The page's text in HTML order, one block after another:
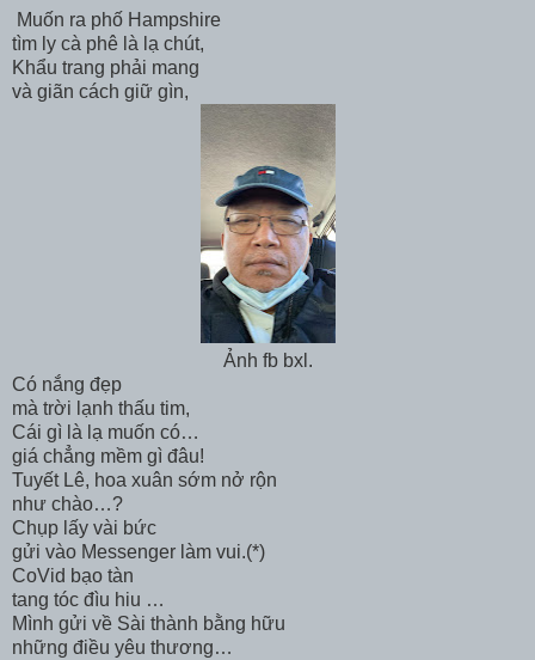
Muốn ra phố Hampshire
tìm ly cà phê là lạ chút,
Khẩu trang phải mang
và giãn cách giữ gìn,
Ảnh fb bxl.
Có nắng đẹp
mà trời lạnh thấu tim,
Cái gì là lạ muốn có…
giá chẳng mềm gì đâu!
Tuyết Lê, hoa xuân sớm nở rộn
như chào…?
Chụp lấy vài bức
gửi vào Messenger làm vui.(*)
CoVid bạo tàn
tang tóc đìu hiu …
Mình gửi về Sài thành bằng hữu
những điều yêu thương…